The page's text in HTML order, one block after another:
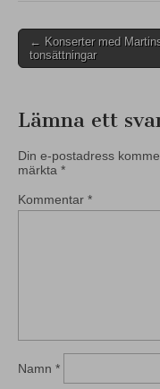
Post
navigation
← Konserter med
tonsättningar
Lämna ett
Din e-postadress
märkta *
Kommentar *
Namn *